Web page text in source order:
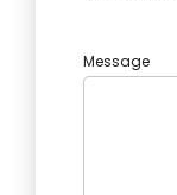
Message